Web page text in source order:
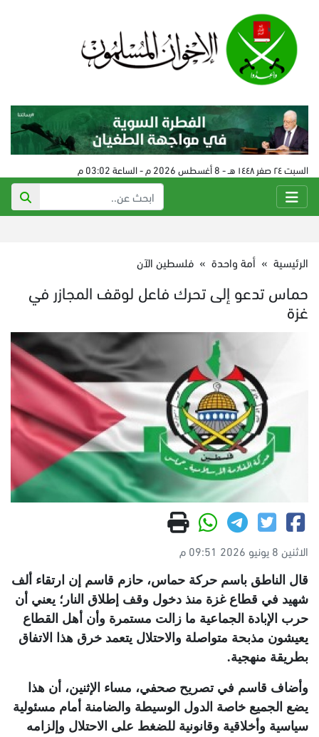
السبت ٢٤ صفر ١٤٤٨ هـ - 8 أغسطس 2026 م - الساعة 03:02 م
الرئيسية » أمة واحدة » فلسطين الآن
حماس تدعو إلى تحرك فاعل لوقف المجازر في
غزة
الاثنين 8 يونيو 2026 09:51 م
قال الناطق باسم حركة حماس، حازم قاسم إن ارتقاء ألف
شهيد في قطاع غزة منذ دخول وقف إطلاق النار؛ يعني أن
حرب الإبادة الجماعية ما زالت مستمرة وأن أهل القطاع
يعيشون مذبحة متواصلة والاحتلال يتعمد خرق هذا الاتفاق
بطريقة منهجية.
وأضاف قاسم في تصريح صحفي، مساء الإثنين، أن هذا
يضع الجميع خاصة الدول الوسيطة والضامنة أمام مسئولية
سياسية وأخلاقية وقانونية للضغط على الاحتلال وإلزامه